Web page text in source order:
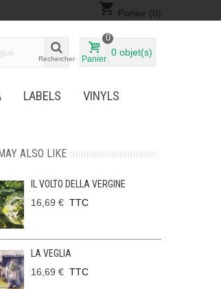
shopping_cart Panier (0)
Rechercher Panier
0
0 objet(s)
LABELS
VINYLS
ALSO LIKE
IL VOLTO DELLA VERGINE
16,69 € TTC
LA VEGLIA
16,69 € TTC